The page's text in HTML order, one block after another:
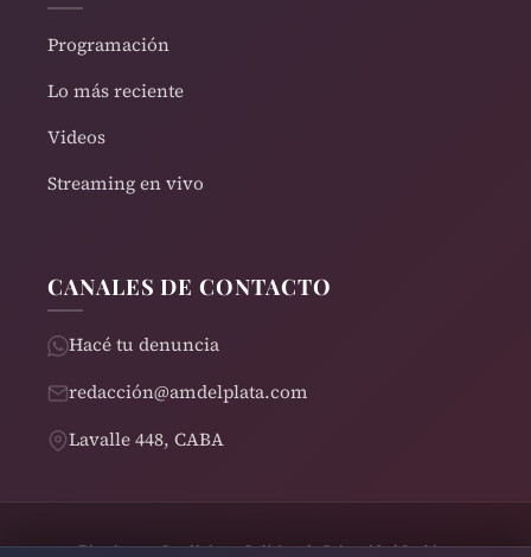
Programación
Lo más reciente
Videos
Streaming en vivo
CANALES DE CONTACTO
Hacé tu denuncia
redacción@amdelplata.com
Lavalle 448, CABA
Términos y CondicionesPolítica de PrivacidadCookies